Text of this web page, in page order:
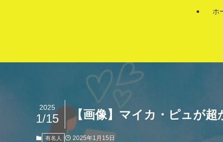
ホ
【画像】マイカ・ピュが
2025
1/15
有名人 2025年1月15日